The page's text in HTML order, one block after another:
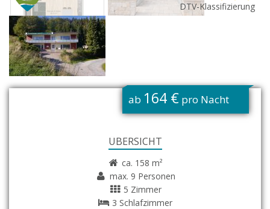
DTV-Klassifizierung
ab 164 € pro Nacht
ÜBERSICHT
ca. 158 m²
max. 9 Personen
5 Zimmer
3 Schlafzimmer